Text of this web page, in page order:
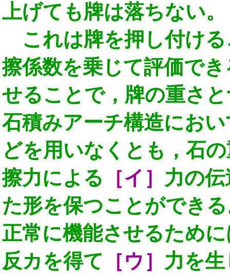
上げても牌は落ちない。
これは牌を押し付ける
擦係数を乗じて評価で
せることで，牌の重さ
石積みアーチ構造にお
どを用いなくとも，石
擦力による ［イ］ 力の
た形を保つことができ
正常に機能させるため
反カを得て ［ウ］ 力を